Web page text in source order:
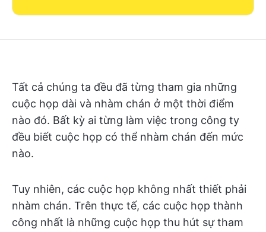
Tất cả chúng ta đều đã từng tham gia những
cuộc họp dài và nhàm chán ở một thời điểm
nào đó. Bất kỳ ai từng làm việc trong công ty
đều biết cuộc họp có thể nhàm chán đến mức
nào.
Tuy nhiên, các cuộc họp không nhất thiết phải
nhàm chán. Trên thực tế, các cuộc họp thành
công nhất là những cuộc họp thu hút sự tham